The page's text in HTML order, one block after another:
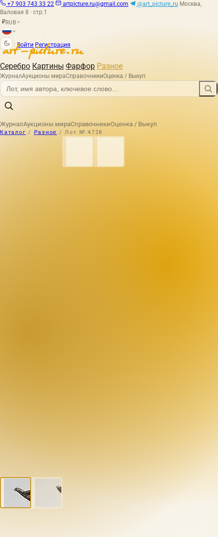
+7 903 743 33 22 artpicture.ru@gmail.com @art_picture_ru Москва,
Валовая 8 · стр.1
₽RUB
Войти Регистрация
Серебро Картины Фарфор Разное
ЖурналАукционы мираСправочникиОценка / Выкуп
ЖурналАукционы мираСправочникиОценка / Выкуп
Каталог / Разное / Лот № 4728